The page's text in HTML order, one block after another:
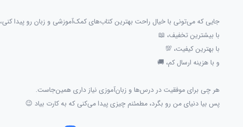
جایی که می‌تونی با خیال راحت بهترین کتاب‌های کمک‌آموزشی و زبان رو پیدا کنی،
با بیشترین تخفیف، 📖
با بهترین کیفیت، 💯
و با هزینه ارسال کم، 🚚
هر چی برای موفقیت در درس‌ها و زبان‌آموزی نیاز داری همین‌جاست.
پس بیا دنیای من رو بگرد، مطمئنم چیزی پیدا می‌کنی که به کارت بیاد 😉